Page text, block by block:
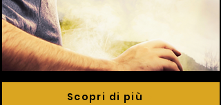
Scopri di più